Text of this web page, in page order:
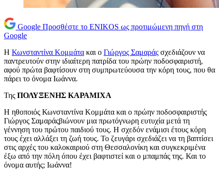
Google Προσθέστε το ENIKOS ως προτιμώμενη πηγή στη
Google
Η Κωνσταντίνα Κομμάτα και ο Γιώργος Σαμαράς σχεδιάζουν να
παντρευτούν στην ιδιαίτερη πατρίδα του πρώην ποδοσφαιριστή,
αφού πρώτα βαφτίσουν στη συμπρωτεύουσα την κόρη τους, που θα
πάρει το όνομα Ιωάννα.
Της ΠΟΛΥΞΕΝΗΣ ΚΑΡΑΜΙΧΑ
Η ηθοποιός Κωνσταντίνα Κομμάτα και ο πρώην ποδοσφαιριστής
Γιώργος Σαμαράςβιώνουν μια πρωτόγνωρη ευτυχία μετά τη
γέννηση του πρώτου παιδιού τους. Η σχεδόν ενάμισι έτους κόρη
τους έχει αλλάξει τη ζωή τους. Το ζευγάρι σχεδιάζει να τη βαπτίσει
στις αρχές του καλοκαιριού στη Θεσσαλονίκη και συγκεκριμένα
έξω από την πόλη όπου έχει βαφτιστεί και ο μπαμπάς της. Και το
όνομα αυτής; Ιωάννα!